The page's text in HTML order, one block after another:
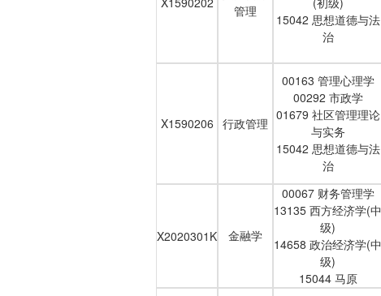
管理
15042 思想道德与法
治
X1590206 行政管理
00163 管理心理学
00292 市政学
01679 社区管理理论
与实务
15042 思想道德与法
治
X2020301K 金融学
00067 财务管理学
13135 西方经济学(中
级)
14658 政治经济学(中
级)
15044 马原